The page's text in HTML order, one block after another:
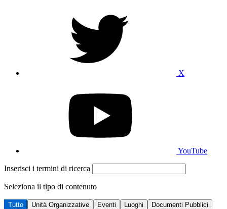
X
YouTube
Inserisci i termini di ricerca
Seleziona il tipo di contenuto
Tutto Unità Organizzative Eventi Luoghi
Documenti Pubblici